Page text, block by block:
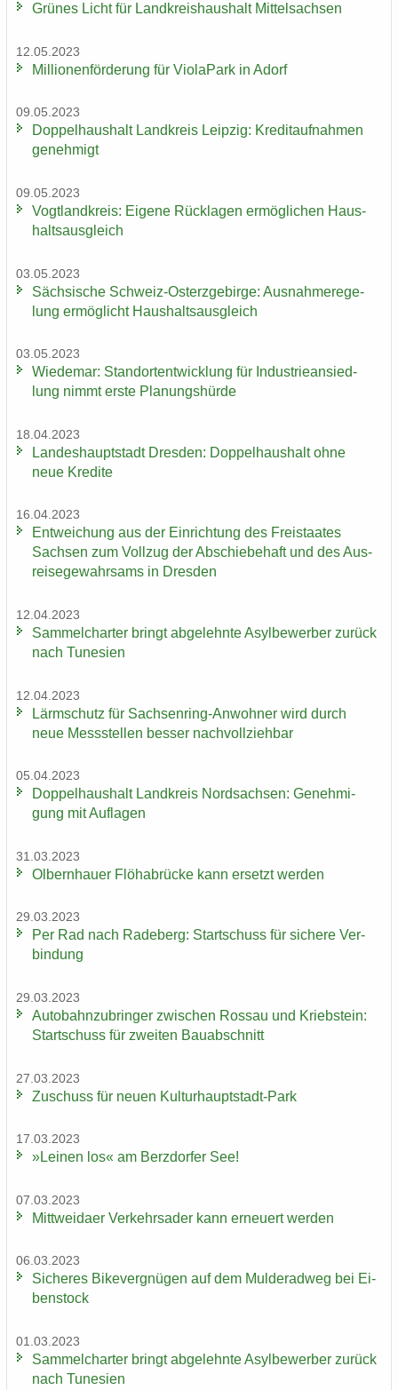
Grü­nes Licht für Land­kreis­haus­halt Mit­tel­sach­sen
12.05.2023
Mil­lio­nen­för­de­rung für Vio­la­Park in Adorf
09.05.2023
Dop­pel­haus­halt Land­kreis Leip­zig: Kre­dit­auf­nah­men
ge­neh­migt
09.05.2023
Vogt­land­kreis: Ei­ge­ne Rück­la­gen er­mög­li­chen Haus­
halts­aus­gleich
03.05.2023
Säch­si­sche Schweiz-​Osterzgebirge: Aus­nah­me­re­ge­
lung er­mög­licht Haus­halts­aus­gleich
03.05.2023
Wie­de­mar: Stand­ort­ent­wick­lung für In­dus­trie­an­sied­
lung nimmt erste Pla­nungs­hür­de
18.04.2023
Lan­des­haupt­stadt Dres­den: Dop­pel­haus­halt ohne
neue Kre­di­te
16.04.2023
Ent­wei­chung aus der Ein­rich­tung des Frei­staa­tes
Sach­sen zum Voll­zug der Ab­schie­be­haft und des Aus­
rei­se­ge­wahr­sams in Dres­den
12.04.2023
Sam­mel­char­ter bringt ab­ge­lehn­te Asyl­be­wer­ber zu­rück
nach Tu­ne­si­en
12.04.2023
Lärm­schutz für Sachsenring-​Anwohner wird durch
neue Mess­stel­len bes­ser nach­voll­zieh­bar
05.04.2023
Dop­pel­haus­halt Land­kreis Nord­sach­sen: Ge­neh­mi­
gung mit Auf­la­gen
31.03.2023
Ol­bern­hau­er Flöha­b­rü­cke kann er­setzt wer­den
29.03.2023
Per Rad nach Ra­de­berg: Start­schuss für si­che­re Ver­
bin­dung
29.03.2023
Au­to­bahn­zu­brin­ger zwi­schen Ros­sau und Krieb­stein:
Start­schuss für zwei­ten Bau­ab­schnitt
27.03.2023
Zu­schuss für neuen Kulturhauptstadt-​Park
17.03.2023
»Lei­nen los« am Berz­dor­fer See!
07.03.2023
Mitt­wei­da­er Ver­kehrs­ader kann er­neu­ert wer­den
06.03.2023
Si­che­res Bi­ke­ver­gnü­gen auf dem Mul­derad­weg bei Ei­
ben­stock
01.03.2023
Sam­mel­char­ter bringt ab­ge­lehn­te Asyl­be­wer­ber zu­rück
nach Tu­ne­si­en